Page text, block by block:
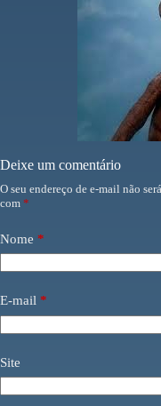
Deixe um comentário
O seu endereço de e-mail não
com *
Nome *
E-mail *
Site